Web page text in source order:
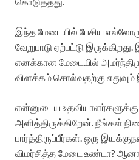
இந்த மேடையில் பேசிய
வேறுபாடு ஏற்பட்டு
எனக்கான மேடையில்
விளக்கம் சொல்வதற்கு
என்னுடைய உதவியாளர்களுக்கு
அளித்திருக்கிறேன். நீங்கள்
பார்த்திருப்பீர்கள். ஒரு
விமர்சித்த மேடை உண்டா?